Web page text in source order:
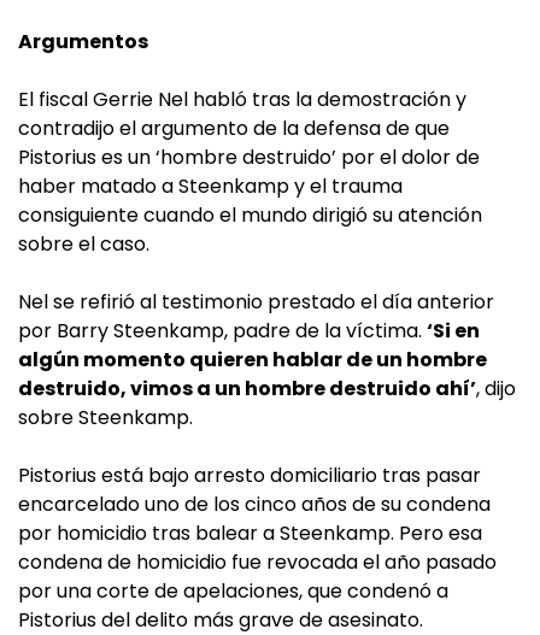
Argumentos
El fiscal Gerrie Nel habló tras la demostración y
contradijo el argumento de la defensa de que
Pistorius es un ‘hombre destruido’ por el dolor de
haber matado a Steenkamp y el trauma
consiguiente cuando el mundo dirigió su atención
sobre el caso.
Nel se refirió al testimonio prestado el día anterior
por Barry Steenkamp, padre de la víctima. ‘Si en
algún momento quieren hablar de un hombre
destruido, vimos a un hombre destruido ahí’, dijo
sobre Steenkamp.
Pistorius está bajo arresto domiciliario tras pasar
encarcelado uno de los cinco años de su condena
por homicidio tras balear a Steenkamp. Pero esa
condena de homicidio fue revocada el año pasado
por una corte de apelaciones, que condenó a
Pistorius del delito más grave de asesinato.